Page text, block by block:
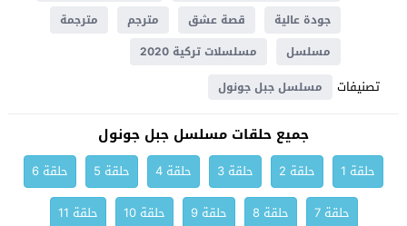
جودة عالية
قصة عشق مترجم
مترجمة
مسلسل
مسلسلات تركية 2020
تصنيفات مسلسل جبل جونول
جميع حلقات مسلسل جبل جونول
حلقة 1 حلقة 2 حلقة 3 حلقة 4 حلقة 5
حلقة 6
حلقة 7
حلقة 8 حلقة 9 حلقة 10
حلقة 11